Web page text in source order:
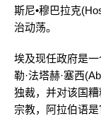
斯尼•穆巴拉克
治动荡。
埃及现任政府是
勒·法塔赫·塞西
独裁，并对该国
宗教，阿拉伯语